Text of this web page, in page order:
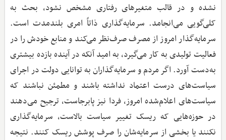
نشده و در قالب متغیرهای رفتاری مشخص نشود، بحث به
کلی‌گویی می‌انجامد. سرمایه‌گذاری ذاتاً امری بلندمدت است.
سرمایه‌گذار امروز از مصرف صرف‌نظر می‌کند و منابع خودش را در
فعالیت تولیدی به کار می‌گیرد، به امید آنکه در آینده بازده بیشتری
به‌دست آورد. اگر مردم و سرمایه‌گذاران به توانایی دولت در اجرای
سیاست‌های درست اعتماد نداشته باشند و مطمئن نباشند که
سیاست‌های اعلام‌شده امروز، فردا نیز پابرجاست، ترجیح می‌دهند
در حوزه‌هایی که ریسک تغییر سیاست بالاست، سرمایه‌گذاری
نکنند یا بخشی از سرمایه‌شان را صرف پوشش ریسک کنند. نتیجه